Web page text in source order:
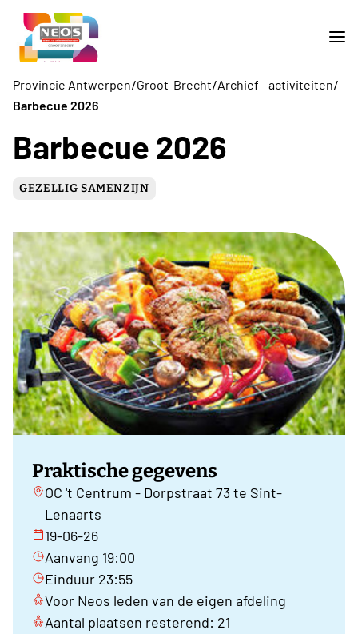
Provincie Antwerpen/Groot-Brecht/Archief - activiteiten/
Barbecue 2026
Barbecue 2026
GEZELLIG SAMENZIJN
Praktische gegevens
OC 't Centrum - Dorpstraat 73 te Sint-
Lenaarts
19-06-26
Aanvang 19:00
Einduur 23:55
Voor Neos leden van de eigen afdeling
Aantal plaatsen resterend: 21